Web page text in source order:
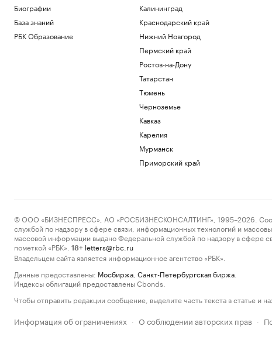
Биографии
База знаний
РБК Образование
Калининград
Краснодарский край
Нижний Новгород
Пермский край
Ростов-на-Дону
Татарстан
Тюмень
Черноземье
Кавказ
Карелия
Мурманск
Приморский край
© ООО «БИЗНЕСПРЕСС», АО «РОСБИЗНЕСКОНСАЛТИНГ», 1995–2026.
службой по надзору в сфере связи, информационных технологий и
массовой информации выдано Федеральной службой по надзору в сфере
пометкой «РБК».
18+ letters@rbc.ru
Владельцем сайта является информационное агентство «РБК».
Данные предоставлены: Мосбиржа Санкт-Петербургская биржа
Индексы облигаций предоставлены Cbonds.
Чтобы отправить редакции сообщение, выделите часть текста в статье и
Информация об ограничениях · О соблюдении авторских прав ·